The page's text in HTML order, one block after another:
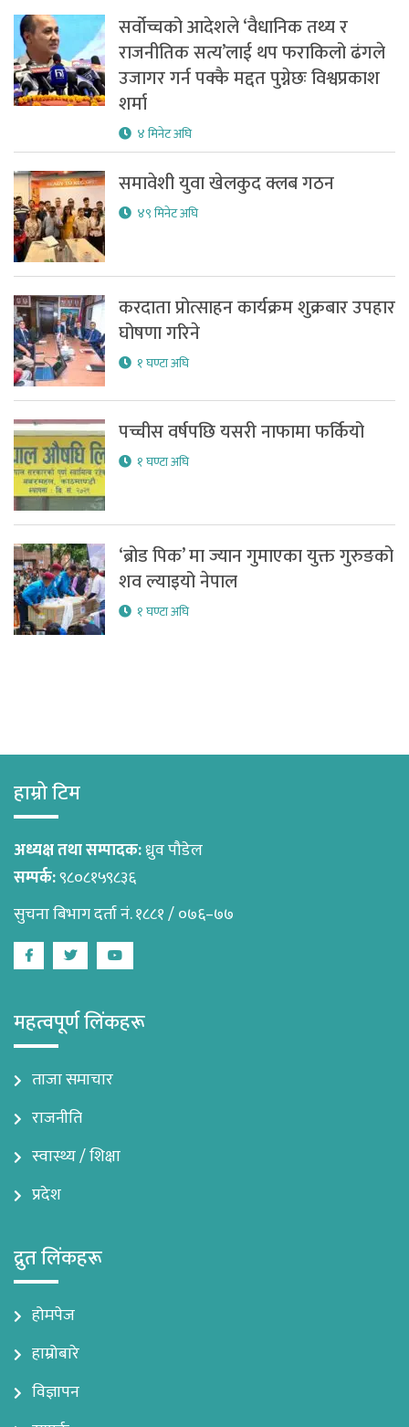
सर्वोच्चको आदेशले ‘वैधानिक तथ्य र
राजनीतिक सत्य’लाई थप फराकिलो ढंगले
उजागर गर्न पक्कै मद्दत पुग्नेछः विश्वप्रकाश
शर्मा
४ मिनेट अघि
समावेशी युवा खेलकुद क्लब गठन
४९ मिनेट अघि
करदाता प्रोत्साहन कार्यक्रम शुक्रबार उपहार
घोषणा गरिने
१ घण्टा अघि
पच्चीस वर्षपछि यसरी नाफामा फर्कियो
१ घण्टा अघि
‘ब्रोड पिक’ मा ज्यान गुमाएका युक्त गुरुङको
शव ल्याइयो नेपाल
१ घण्टा अघि
हाम्रो टिम
अध्यक्ष तथा सम्पादक:ध्रुव पौडेल
सम्पर्क:९८०८१५९८३६
सुचना बिभाग दर्ता नं. १८८१ / ०७६–७७
FacebookTwitterYoutube
महत्वपूर्ण लिंकहरू
ताजा समाचार
राजनीति
स्वास्थ्य / शिक्षा
प्रदेश
द्रुत लिंकहरू
होमपेज
हाम्रोबारे
विज्ञापन